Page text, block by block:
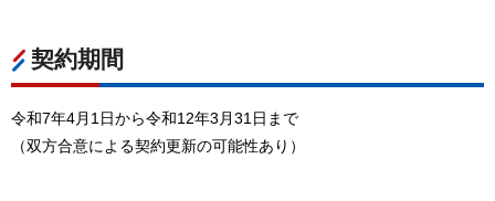
契約期間
令和7年4月1日から令和12年3月31日まで
（双方合意による契約更新の可能性あり）